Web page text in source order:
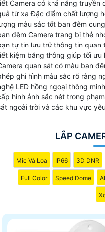
ninh.
Camera có khả năng truyền
từ xa Đặc điểm chất lượng
màu sắc tốt ban đêm
đêm Camera trang bị thẻ
tự tin lưu trữ thông tin quan
kiệm băng thông giúp tối ưu
quan sát có màu ban
ghi hình màu sắc rõ ràng
LED hồng ngoại thông
hình ảnh sắc nét trong
ngoài trời và các khu vực
LẮP
Mic Và Loa IP66 3D DNR
Full Color Speed Dome